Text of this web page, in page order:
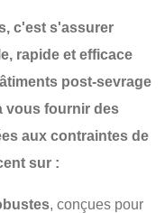
, c'est s'assurer
rapide et efficace
post-sevrage
vous fournir des
aux contraintes de
sur :
, conçues pour